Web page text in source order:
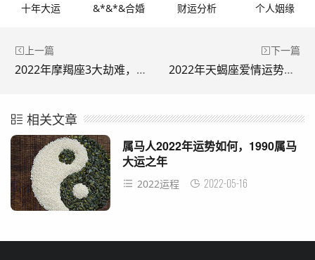
十年大运 &*&*&合婚 财运分析 个人姻缘
上一篇
2022年摩羯座3大劫难，摩羯座2022 年必遭遇的好运
下一篇
2022年天蝎座爱情运势，天蝎座2022年运势详解
相关文章
属马人2022年运势如何，1990属马
大运之年
2022运程 2022-05-16